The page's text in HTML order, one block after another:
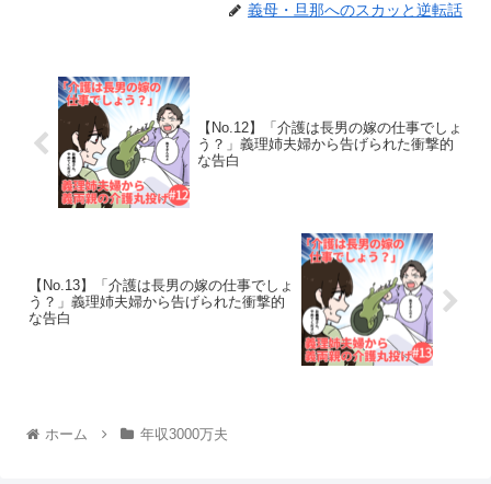
義母・旦那へのスカッと逆転話
【No.12】「介護は長男の嫁の仕事でしょ
う？」義理姉夫婦から告げられた衝撃的
な告白
【No.13】「介護は長男の嫁の仕事でしょ
う？」義理姉夫婦から告げられた衝撃的
な告白
ホーム 年収3000万夫